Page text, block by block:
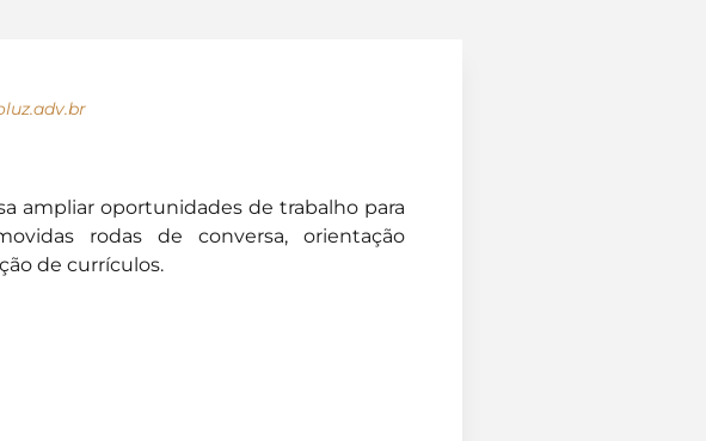
ampliar oportunidades de trabalho para
rodas de conversa, orientação
de currículos.